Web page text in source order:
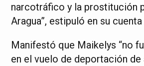
narcotráfico y la prostitución
Aragua”, estipuló en su cuenta
Manifestó que Maikelys “no
en el vuelo de deportación de